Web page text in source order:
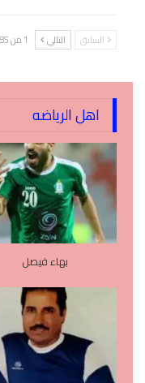
السابق التالي 1 من 685
اهل الرياضه
بهاء فيصل